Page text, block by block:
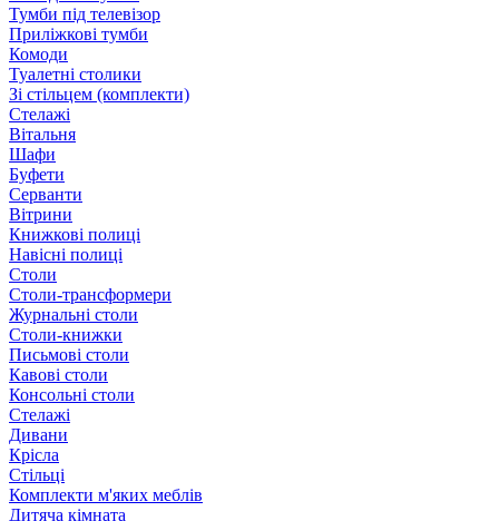
Тумби під телевізор
Приліжкові тумби
Комоди
Туалетні столики
Зі стільцем (комплекти)
Стелажі
Вітальня
Шафи
Буфети
Серванти
Вітрини
Книжкові полиці
Навісні полиці
Столи
Столи-трансформери
Журнальні столи
Столи-книжки
Письмові столи
Кавові столи
Консольні столи
Стелажі
Дивани
Крісла
Стільці
Комплекти м'яких меблів
Дитяча кімната